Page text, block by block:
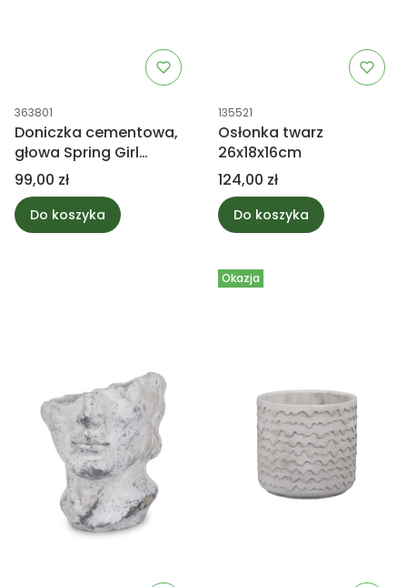
Kod produktu
363801
Doniczka cementowa,
głowa Spring Girl
17,5cm
Cena
99,00 zł
Do koszyka
Kod produktu
135521
Osłonka twarz
26x18x16cm
Cena
124,00 zł
Do koszyka
Okazja